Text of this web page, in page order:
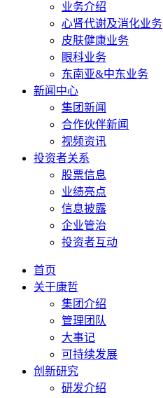
业务介绍
心肾代谢及消化业务
皮肤健康业务
眼科业务
东南亚&中东业务
新闻中心
集团新闻
合作伙伴新闻
视频资讯
投资者关系
股票信息
业绩亮点
信息披露
企业管治
投资者互动
首页
关于康哲
集团介绍
管理团队
大事记
可持续发展
创新研究
研发介绍